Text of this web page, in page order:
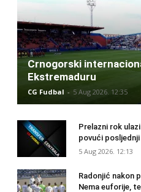
Crnogorski
Ekstremaduru
CG Fudbal - 5 Aug 2026. 12:35
Prelazni rok
povući
5 Aug 2026. 12:13
Radonjić nakon
Nema euforije,